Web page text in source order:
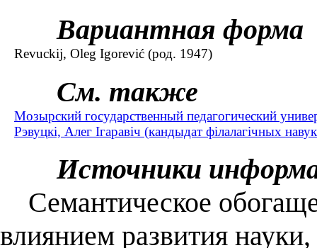
Вариантная форма
Revuckij, Oleg Igorević (род. 1947)
См. также
Мозырский государственный педагогический
Рэвуцкі, Алег Ігаравіч (кандыдат філалагічных
Источники
Семантическое
влиянием развития